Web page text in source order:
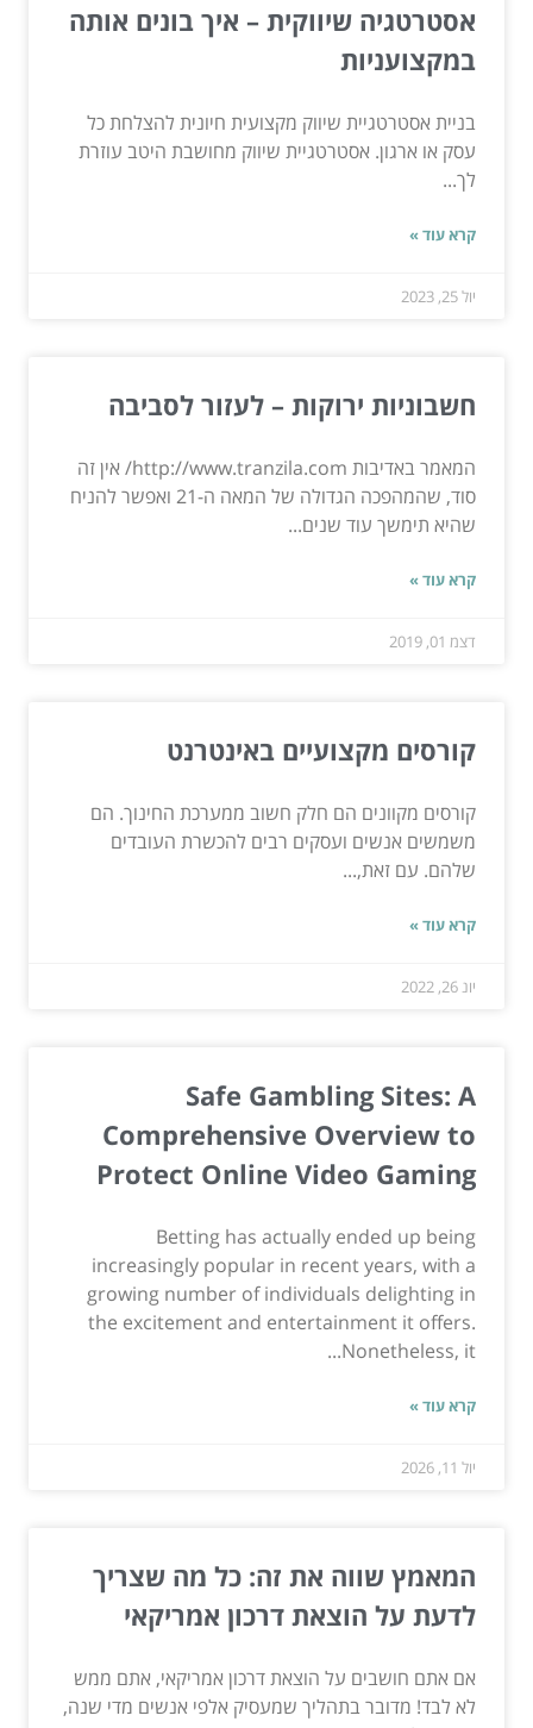
אסטרטגיה שיווקית – איך בונים אותה
במקצועניות
בניית אסטרטגיית שיווק מקצועית חיונית להצלחת כל
עסק או ארגון. אסטרטגיית שיווק מחושבת היטב עוזרת
לך...
קרא עוד »
יול 25, 2023
חשבוניות ירוקות – לעזור לסביבה
המאמר באדיבות http://www.tranzila.com/ אין זה
סוד, שהמהפכה הגדולה של המאה ה-21 ואפשר להניח
שהיא תימשך עוד שנים...
קרא עוד »
דצמ 01, 2019
קורסים מקצועיים באינטרנט
קורסים מקוונים הם חלק חשוב ממערכת החינוך. הם
משמשים אנשים ועסקים רבים להכשרת העובדים
שלהם. עם זאת,...
קרא עוד »
יונ 26, 2022
Safe Gambling Sites: A
Comprehensive Overview to
Protect Online Video Gaming
Betting has actually ended up being
increasingly popular in recent years, with a
growing number of individuals delighting in
the excitement and entertainment it offers.
Nonetheless, it...
קרא עוד »
יול 11, 2026
המאמץ שווה את זה: כל מה שצריך
לדעת על הוצאת דרכון אמריקאי
אם אתם חושבים על הוצאת דרכון אמריקאי, אתם ממש
לא לבד! מדובר בתהליך שמעסיק אלפי אנשים מדי שנה,